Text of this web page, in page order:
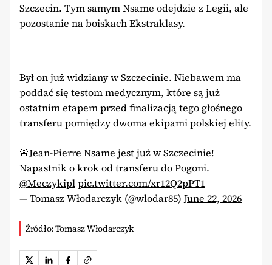
Szczecin. Tym samym Nsame odejdzie z Legii, ale
pozostanie na boiskach Ekstraklasy.
Był on już widziany w Szczecinie. Niebawem ma
poddać się testom medycznym, które są już
ostatnim etapem przed finalizacją tego głośnego
transferu pomiędzy dwoma ekipami polskiej elity.
🚨Jean-Pierre Nsame jest już w Szczecinie!
Napastnik o krok od transferu do Pogoni.
@Meczykiplpic.twitter.com/xr12Q2pPT1
— Tomasz Włodarczyk (@wlodar85) June 22, 2026
Źródło: Tomasz Włodarczyk